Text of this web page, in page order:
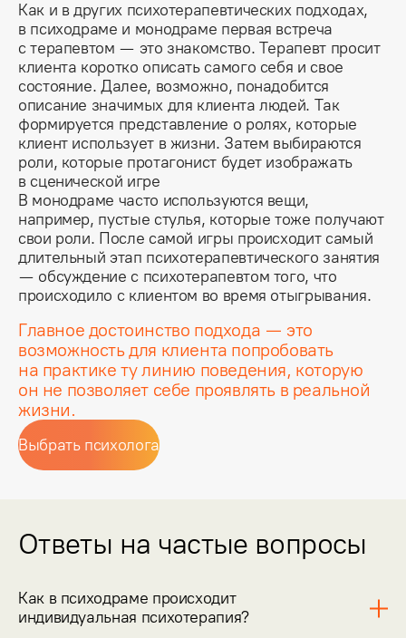
Как и в других психотерапевтических подходах,
в психодраме и монодраме первая встреча
с терапевтом — это знакомство. Терапевт просит
клиента коротко описать самого себя и свое
состояние. Далее, возможно, понадобится
описание значимых для клиента людей. Так
формируется представление о ролях, которые
клиент использует в жизни. Затем выбираются
роли, которые протагонист будет изображать
в сценической игре
В монодраме часто используются вещи,
например, пустые стулья, которые тоже получают
свои роли. После самой игры происходит самый
длительный этап психотерапевтического занятия
— обсуждение с психотерапевтом того, что
происходило с клиентом во время отыгрывания.
Главное достоинство подхода — это
возможность для клиента попробовать
на практике ту линию поведения, которую
он не позволяет себе проявлять в реальной
жизни.
Выбрать психолога
Ответы на частые вопросы
Как в психодраме происходит
индивидуальная психотерапия?